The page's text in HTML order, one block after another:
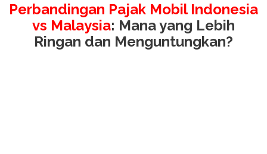
Perbandingan Pajak Mobil Indonesia
vs Malaysia: Mana yang Lebih
Ringan dan Menguntungkan?